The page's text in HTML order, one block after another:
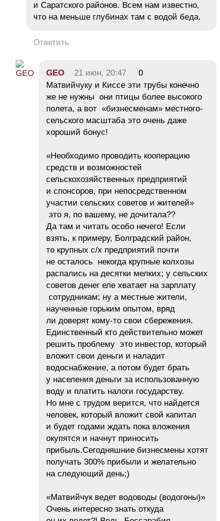
и Саратского районов. Всем нам известно,
что на меньше глубинах там с водой беда.
Ответить
GEO 21 июн, 20:47
0
Матвийчуку и Киссе эти трубы конечно
же не нужны они птицы более высокого
полета, а вот «бизнесменам» местного-
сельского масштаба это очень даже
хороший бонус!
«Необходимо проводить кооперацию
средств и возможностей
сельскохозяйственных предприятий
и спонсоров, при непосредственном
участии сельских советов и жителей»
это я, по вашему, не дочитала??
Да там и читать особо нечего! Если
взять, к примеру, Болградский район,
то крупных с/х предприятий почти
не осталось некогда крупные колхозы
распались на десятки мелких; у сельских
советов денег еле хватает на зарплату
сотрудникам; ну а местные жители,
наученные горьким опытом, вряд
ли доверят кому-то свои сбережения.
Единственный кто действительно может
решить проблему это инвестор, который
вложит свои деньги и наладит
водоснабжение, а потом будет брать
у населения деньги за использованную
воду и платить налоги государству.
Но мне с трудом верится, что найдется
человек, который вложит свой капитал
и будет годами ждать пока вложения
окупятся и начнут приносить
прибыль.Сегодняшние бизнесмены хотят
получать 300% прибыли и желательно
на следующий день;)
«Матвийчук ведет водоводы (водогоны)»
Очень интересно знать откуда